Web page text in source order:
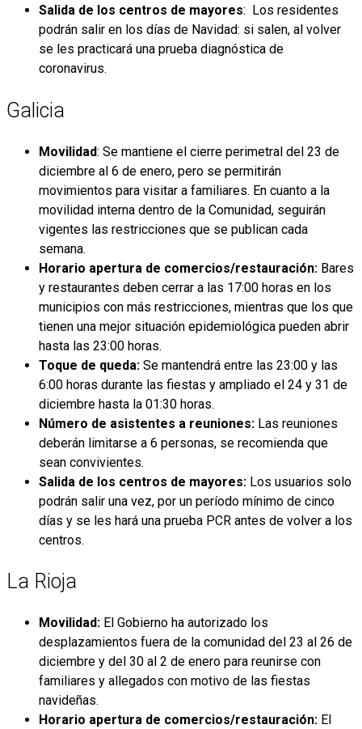
Salida de los centros de mayores: Los residentes
podrán salir en los días de Navidad: si salen, al volver
se les practicará una prueba diagnóstica de
coronavirus.
Galicia
Movilidad: Se mantiene el cierre perimetral del 23 de
diciembre al 6 de enero, pero se permitirán
movimientos para visitar a familiares. En cuanto a la
movilidad interna dentro de la Comunidad, seguirán
vigentes las restricciones que se publican cada
semana.
Horario apertura de comercios/restauración: Bares
y restaurantes deben cerrar a las 17:00 horas en los
municipios con más restricciones, mientras que los que
tienen una mejor situación epidemiológica pueden abrir
hasta las 23:00 horas.
Toque de queda: Se mantendrá entre las 23:00 y las
6:00 horas durante las fiestas y ampliado el 24 y 31 de
diciembre hasta la 01:30 horas.
Número de asistentes a reuniones: Las reuniones
deberán limitarse a 6 personas, se recomienda que
sean convivientes.
Salida de los centros de mayores: Los usuarios solo
podrán salir una vez, por un período mínimo de cinco
días y se les hará una prueba PCR antes de volver a los
centros.
La Rioja
Movilidad: El Gobierno ha autorizado los
desplazamientos fuera de la comunidad del 23 al 26 de
diciembre y del 30 al 2 de enero para reunirse con
familiares y allegados con motivo de las fiestas
navideñas.
Horario apertura de comercios/restauración: El